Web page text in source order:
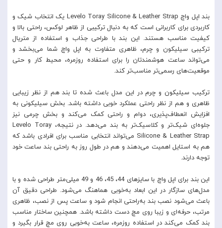
بند اپل واچ Levelo Toray Silicone & Leather Strap یک انتخاب شیک و
کاربردی برای کاربرانی است که به دنبال ترکیبی از ظاهر لوکس، راحتی بالا و
کیفیت مناسب هستند. این بند با طراحی جذاب و استفاده از متریال
ترکیبی سیلیکون و چرم، ظاهری متفاوت به اپل واچ شما می‌بخشد و
می‌تواند ساعت هوشمندتان را برای استفاده روزمره، محیط کار و حتی
موقعیت‌های رسمی‌تر مناسب‌تر کند.
ترکیب سیلیکون و چرم در این مدل باعث شده تا بند هم از نظر زیبایی
ظاهری و هم از نظر راحتی عملکرد خوبی داشته باشد. بخش سیلیکونی به
افزایش انعطاف‌پذیری، دوام و راحتی کمک می‌کند و بخش چرمی نیز
جلوه‌ای شیک‌تر و کلاسیک‌تر به بند می‌دهد. در نتیجه، Levelo Toray
Silicone & Leather Strap می‌تواند انتخابی مناسب برای افرادی باشد که
هم به استایل اهمیت می‌دهند و هم در طول روز به راحتی بند ساعت خود
توجه دارند.
این بند برای اپل واچ با سایزهای 44، 45، 46 و 49 میلی‌متر طراحی شده و با
مدل‌های سازگار در این ابعاد به‌خوبی هماهنگ می‌شود. طراحی دقیق آن
باعث می‌شود نصب بند به‌راحتی انجام شود و ساعت پس از نصب، ظاهری
مرتب، حرفه‌ای و زیبا روی مچ دست داشته باشد. همچنین ساختار مناسب
بند کمک می‌کند در استفاده روزمره، ساعت به‌خوبی روی مچ قرار بگیرد و